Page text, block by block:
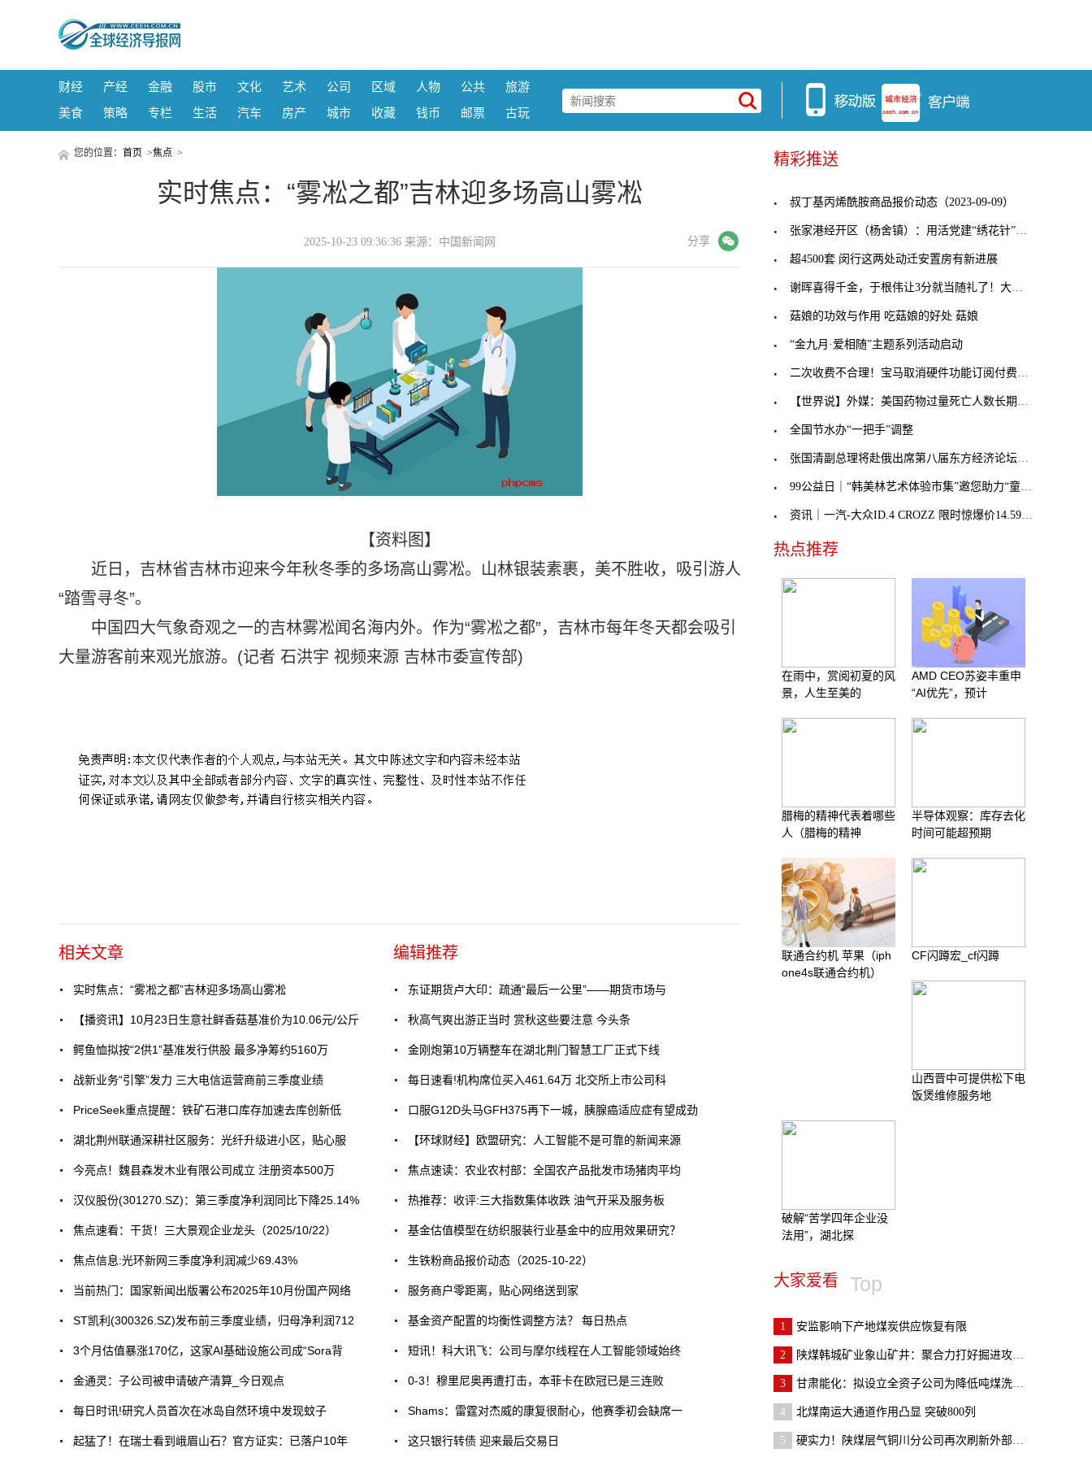
财经 产经 金融 股市 文化 艺术 公司 区域 人物 公共
旅游
美食
策略 专栏 生活 汽车 房产 城市 收藏 钱币 邮票 古玩
您的位置： 首页 >焦点 >
实时焦点：“雾凇之都”吉林迎多场高山雾凇
2025-10-23 09:36:36 来源：中国新闻网 分享
【资料图】
近日，吉林省吉林市迎来今年秋冬季的多场高山雾凇。山林银装素裹，美不胜收，吸引游人
“踏雪寻冬”。
中国四大气象奇观之一的吉林雾凇闻名海内外。作为“雾凇之都”，吉林市每年冬天都会吸引
大量游客前来观光旅游。(记者 石洪宇 视频来源 吉林市委宣传部)
相关文章
实时焦点：“雾凇之都”吉林迎多场高山雾凇
【播资讯】10月23日生意社鲜香菇基准价为10.06元/公斤
鳄鱼恤拟按“2供1”基准发行供股 最多净筹约5160万
战新业务“引擎”发力 三大电信运营商前三季度业绩
PriceSeek重点提醒：铁矿石港口库存加速去库创新低
湖北荆州联通深耕社区服务：光纤升级进小区，贴心服
今亮点！魏县森发木业有限公司成立 注册资本500万
汉仪股份(301270.SZ)：第三季度净利润同比下降25.14%
焦点速看：干货！三大景观企业龙头（2025/10/22）
焦点信息:光环新网三季度净利润减少69.43%
当前热门：国家新闻出版署公布2025年10月份国产网络
ST凯利(300326.SZ)发布前三季度业绩，归母净利润712
3个月估值暴涨170亿，这家AI基础设施公司成“Sora背
金通灵：子公司被申请破产清算_今日观点
每日时讯!研究人员首次在冰岛自然环境中发现蚊子
起猛了！在瑞士看到峨眉山石？官方证实：已落户10年
编辑推荐
东证期货卢大印：疏通“最后一公里”——期货市场与
秋高气爽出游正当时 赏秋这些要注意 今头条
金刚炮第10万辆整车在湖北荆门智慧工厂正式下线
每日速看!机构席位买入461.64万 北交所上市公司科
口服G12D头马GFH375再下一城，胰腺癌适应症有望成劲
【环球财经】欧盟研究：人工智能不是可靠的新闻来源
焦点速读：农业农村部：全国农产品批发市场猪肉平均
热推荐：收评:三大指数集体收跌 油气开采及服务板
基金估值模型在纺织服装行业基金中的应用效果研究？
生铁粉商品报价动态（2025-10-22）
服务商户零距离，贴心网络送到家
基金资产配置的均衡性调整方法？ 每日热点
短讯！科大讯飞：公司与摩尔线程在人工智能领域始终
0-3！穆里尼奥再遭打击，本菲卡在欧冠已是三连败
Shams：雷霆对杰威的康复很耐心，他赛季初会缺席一
这只银行转债 迎来最后交易日
精彩推送
叔丁基丙烯酰胺商品报价动态（2023-09-09）
张家港经开区（杨舍镇）：用活党建“绣花针”，穿起
超4500套 闵行这两处动迁安置房有新进展
谢晖喜得千金，于根伟让3分就当随礼了！大连人客战
菇娘的功效与作用 吃菇娘的好处 菇娘
“金九月·爱相随”主题系列活动启动
二次收费不合理！宝马取消硬件功能订阅付费，奔驰不
【世界说】外媒：美国药物过量死亡人数长期处于历史
全国节水办“一把手”调整
张国清副总理将赴俄出席第八届东方经济论坛，外交部
99公益日｜“韩美林艺术体验市集”邀您助力“童音童
资讯｜一汽-大众ID.4 CROZZ 限时惊爆价14.59万元起
热点推荐
在雨中，赏阅初夏的风
景，人生至美的
AMD CEO苏姿丰重申
“AI优先”，预计
腊梅的精神代表着哪些
人（腊梅的精神
半导体观察：库存去化
时间可能超预期
联通合约机 苹果（iph
one4s联通合约机）
CF闪蹲宏_cf闪蹲
山西晋中可提供松下电
饭煲维修服务地
破解“苦学四年企业没
法用”，湖北探
大家爱看 Top
1 安监影响下产地煤炭供应恢复有限
2 陕煤韩城矿业象山矿井：聚合力打好掘进攻坚战
3 甘肃能化：拟设立全资子公司为降低吨煤洗选成本
4 北煤南运大通道作用凸显 突破800列
5 硬实力！陕煤层气铜川分公司再次刷新外部市场“朋友